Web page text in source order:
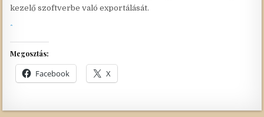
kezelő szoftverbe való exportálását.
Megosztás:
Facebook X